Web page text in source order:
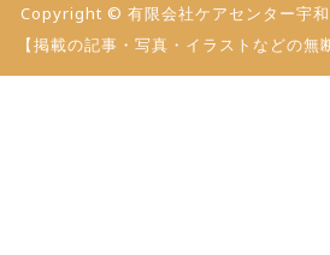
Copyright © 有限会社ケアセンター宇
【掲載の記事・写真・イラストなどの無